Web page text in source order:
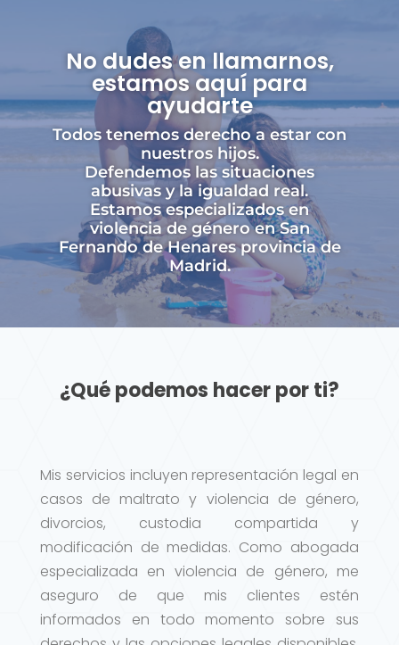
No dudes en llamarnos,
estamos aquí para
ayudarte
Todos tenemos derecho a estar con
nuestros hijos.
Defendemos las situaciones
abusivas y la igualdad real.
Estamos especializados en
violencia de género en San
Fernando de Henares provincia de
Madrid.
¿Qué podemos hacer por ti?
Mis servicios incluyen representación legal en
casos de maltrato y violencia de género,
divorcios, custodia compartida y
modificación de medidas. Como abogada
especializada en violencia de género, me
aseguro de que mis clientes estén
informados en todo momento sobre sus